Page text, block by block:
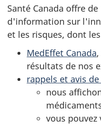
Santé Canada offre
d'information sur
et les risques, dont
MedEffet Canada
résultats de nos
rappels et avis
nous
vous